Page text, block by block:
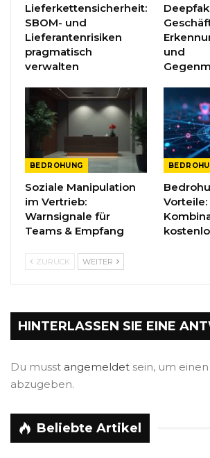
Lieferkettensicherheit:
SBOM- und
Lieferantenrisiken
pragmatisch
verwalten
und
BEDROHUNG
Soziale Manipulation
im Vertrieb:
Warnsignale für
Teams & Empfang
ZURÜCK WEITER
HINTERLASSEN SIE EINE
Du musst angemeldet sein, um
abzugeben.
Beliebte Artikel